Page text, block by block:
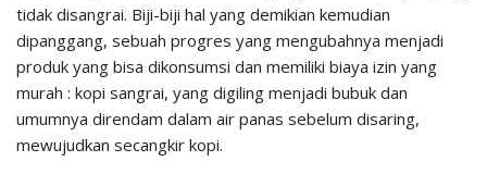
tidak disangrai. Biji-biji hal yang demikian kemudian
dipanggang, sebuah progres yang mengubahnya menjadi
produk yang bisa dikonsumsi dan memiliki biaya izin yang
murah : kopi sangrai, yang digiling menjadi bubuk dan
umumnya direndam dalam air panas sebelum disaring,
mewujudkan secangkir kopi.